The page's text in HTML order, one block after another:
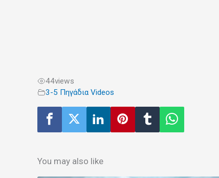
44views
3-5 Πηγάδια Videos
You may also like